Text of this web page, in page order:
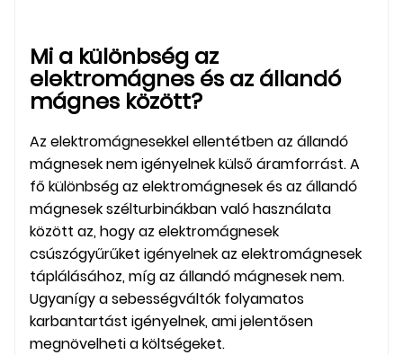
Mi a különbség az
elektromágnes és az állandó
mágnes között?
Az elektromágnesekkel ellentétben az állandó
mágnesek nem igényelnek külső áramforrást. A
fő különbség az elektromágnesek és az állandó
mágnesek szélturbinákban való használata
között az, hogy az elektromágnesek
csúszógyűrűket igényelnek az elektromágnesek
táplálásához, míg az állandó mágnesek nem.
Ugyanígy a sebességváltók folyamatos
karbantartást igényelnek, ami jelentősen
megnövelheti a költségeket.